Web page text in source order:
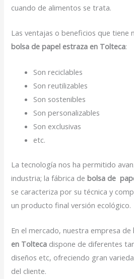
cuando de alimentos se trata.
Las ventajas o beneficios que tiene
bolsa de papel estraza en Tolteca:
Son reciclables
Son reutilizables
Son sostenibles
Son personalizables
Son exclusivas
etc.
La tecnología nos ha permitido
industria; la fábrica debolsa de
se caracteriza por su técnica y
un producto final versión ecológico.
En el mercado, nuestra empresa de
en Tolteca dispone de diferentes
diseños etc, ofreciendo gran
del cliente.